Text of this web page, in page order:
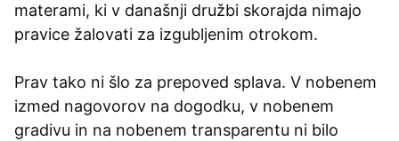
materami, ki v današnji družbi skorajda nimajo
pravice žalovati za izgubljenim otrokom.
Prav tako ni šlo za prepoved splava. V nobenem
izmed nagovorov na dogodku, v nobenem
gradivu in na nobenem transparentu ni bilo